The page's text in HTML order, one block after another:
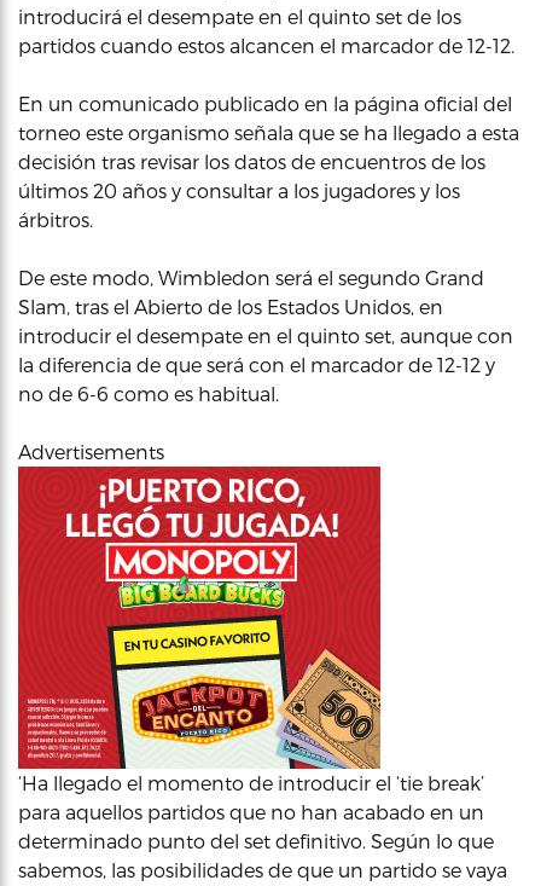
introducirá el desempate en el quinto set de los
partidos cuando estos alcancen el marcador de 12-12.
En un comunicado publicado en la página oficial del
torneo este organismo señala que se ha llegado a esta
decisión tras revisar los datos de encuentros de los
últimos 20 años y consultar a los jugadores y los
árbitros.
De este modo, Wimbledon será el segundo Grand
Slam, tras el Abierto de los Estados Unidos, en
introducir el desempate en el quinto set, aunque con
la diferencia de que será con el marcador de 12-12 y
no de 6-6 como es habitual.
Advertisements
‘Ha llegado el momento de introducir el ‘tie break’
para aquellos partidos que no han acabado en un
determinado punto del set definitivo. Según lo que
sabemos, las posibilidades de que un partido se vaya